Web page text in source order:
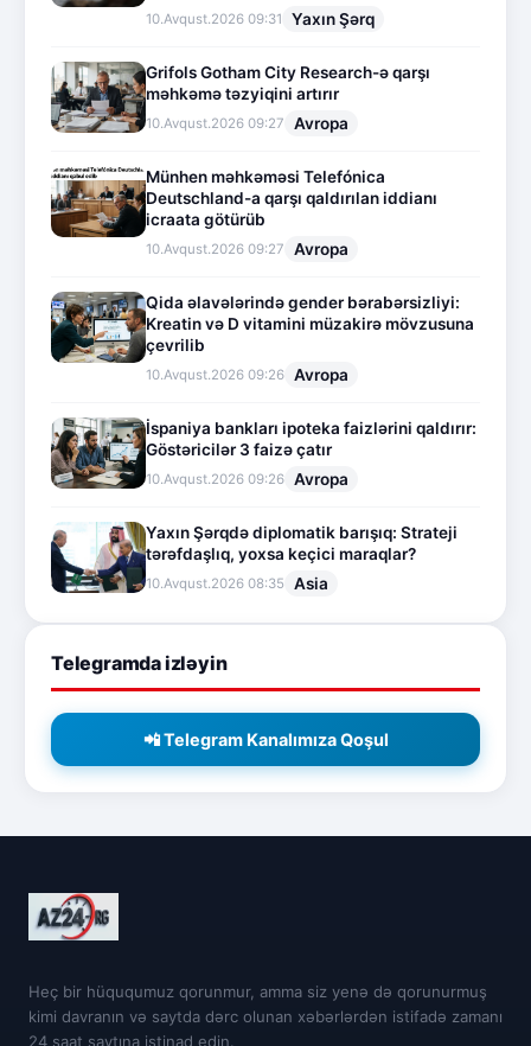
10.Avqust.2026 09:31 Yaxın Şərq
Grifols Gotham City Research-ə qarşı
məhkəmə təzyiqini artırır
10.Avqust.2026 09:27 Avropa
Münhen məhkəməsi Telefónica
Deutschland-a qarşı qaldırılan iddianı
icraata götürüb
10.Avqust.2026 09:27 Avropa
Qida əlavələrində gender bərabərsizliyi:
Kreatin və D vitamini müzakirə mövzusuna
çevrilib
10.Avqust.2026 09:26 Avropa
İspaniya bankları ipoteka faizlərini qaldırır:
Göstəricilər 3 faizə çatır
10.Avqust.2026 09:26 Avropa
Yaxın Şərqdə diplomatik barışıq: Strateji
tərəfdaşlıq, yoxsa keçici maraqlar?
10.Avqust.2026 08:35 Asia
Telegramda izləyin
📲 Telegram Kanalımıza Qoşul
Heç bir hüququmuz qorunmur, amma siz yenə də qorunurmuş
kimi davranın və saytda dərc olunan xəbərlərdən istifadə zamanı
24 saat saytına istinad edin.